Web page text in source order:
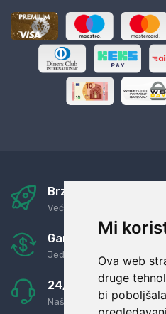
Mi
Ova web
druge
bi
Brza i sigurna
Već za nekoliko dana kod
Garancija u povrat
Jednostavno pravilo: Roba
24/7 odlična
Naši agenti uvijek na